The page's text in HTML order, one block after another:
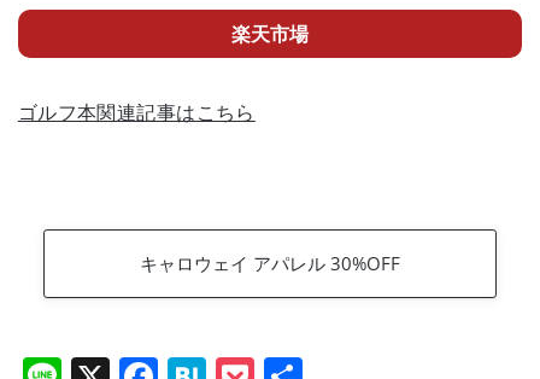
楽天市場
ゴルフ本関連記事はこちら
キャロウェイ アパレル 30%OFF